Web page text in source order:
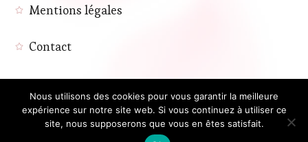
Mentions légales
Contact
Tous droits reservés.
Nous utilisons des cookies pour vous garantir la meilleure
expérience sur notre site web. Si vous continuez à utiliser ce
site, nous supposerons que vous en êtes satisfait.